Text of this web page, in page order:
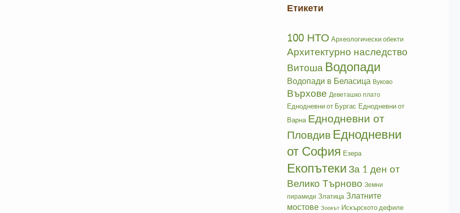
Етикети
100 НТО Археологически обекти
Архитектурно наследство
Витоша Водопади
Водопади в Беласица Вуково
Върхове Деветашко плато
Еднодневни от Бургас Еднодневни от
Варна Еднодневни от
Пловдив Еднодневни
от София Езера
Екопътеки За 1 ден от
Велико Търново Земни
пирамиди Златица Златните
мостове Зоокът Искърското дефиле